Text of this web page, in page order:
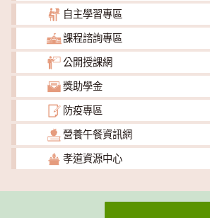
自主學習專區
課程諮詢專區
公開授課網
獎助學金
防疫專區
營養午餐資訊網
孝道資源中心